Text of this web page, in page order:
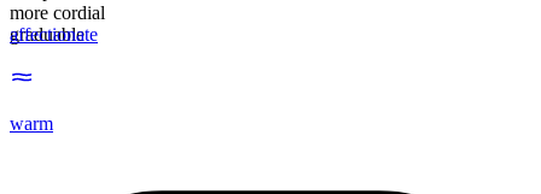
more cordial
graduable
affectionate
warm